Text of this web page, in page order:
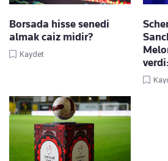
Borsada hisse senedi
almak caiz midir?
Kaydet